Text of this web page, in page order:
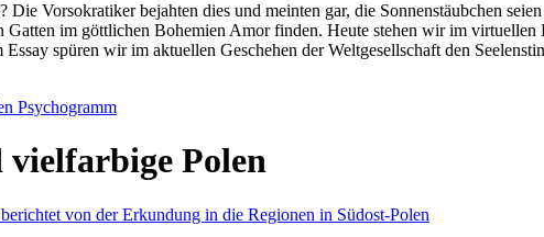
Die Vorsokratiker bejahten dies und meinten gar, die Sonnenstäubchen
Gatten im göttlichen Bohemien Amor finden. Heute stehen wir im
spüren wir im aktuellen Geschehen der Weltgesellschaft den
Psychogramm
vielfarbige Polen
von der Erkundung in die Regionen in Südost-Polen